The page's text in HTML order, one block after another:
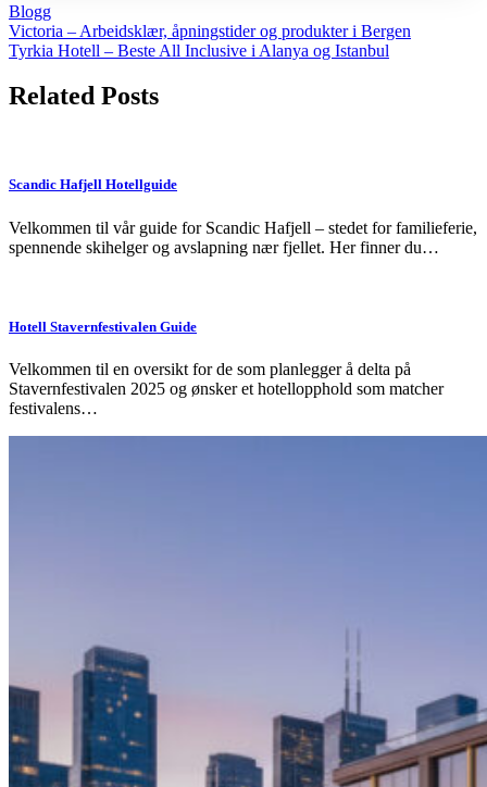
Blogg
Post
navigation
Victoria – Arbeidsklær, åpningstider og produkter i Bergen
Tyrkia Hotell – Beste All Inclusive i Alanya og Istanbul
Related Posts
Scandic Hafjell Hotellguide
Velkommen til vår guide for Scandic Hafjell – stedet for familieferie,
spennende skihelger og avslapning nær fjellet. Her finner du…
Hotell Stavernfestivalen Guide
Velkommen til en oversikt for de som planlegger å delta på
Stavernfestivalen 2025 og ønsker et hotellopphold som matcher
festivalens…